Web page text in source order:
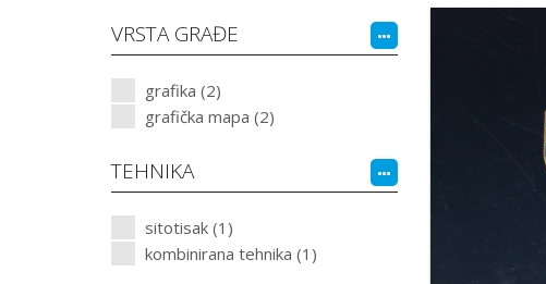
VRSTA GRAĐE
grafika (2)
grafička mapa (2)
TEHNIKA
sitotisak (1)
kombinirana tehnika (1)